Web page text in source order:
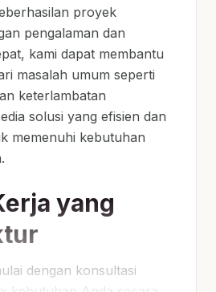
proyek
pengalaman dan
kami dapat membantu
masalah umum seperti
keterlambatan
solusi yang efisien dan
memenuhi kebutuhan
yang
dengan konsultasi